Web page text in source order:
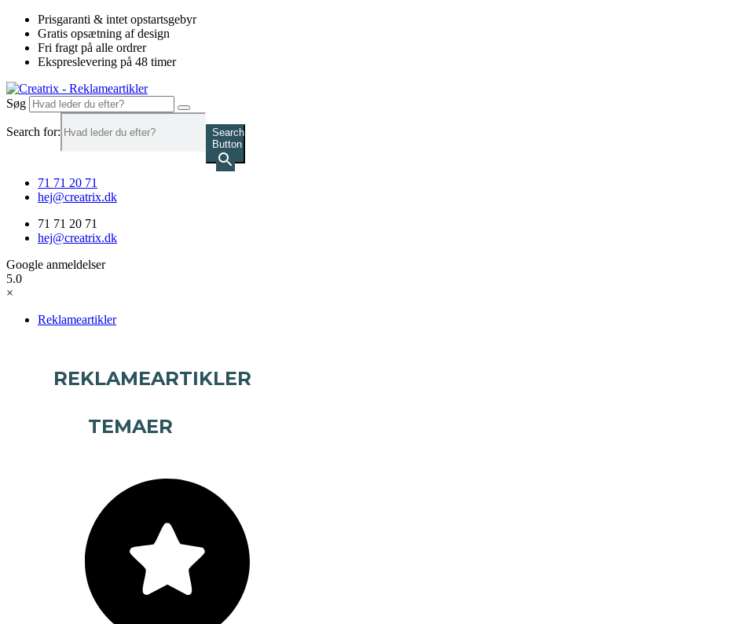
Videre
indhold
Prisgaranti & intet opstartsgebyr
Gratis opsætning af design
Fri fragt på alle ordrer
Ekspreslevering på 48 timer
Søg
Search for:
Search
Button
71 71 20 71
hej@creatrix.dk
71 71 20 71
hej@creatrix.dk
Google anmeldelser
5.0
×
Reklameartikler
REKLAMEARTIKLER
TEMAER